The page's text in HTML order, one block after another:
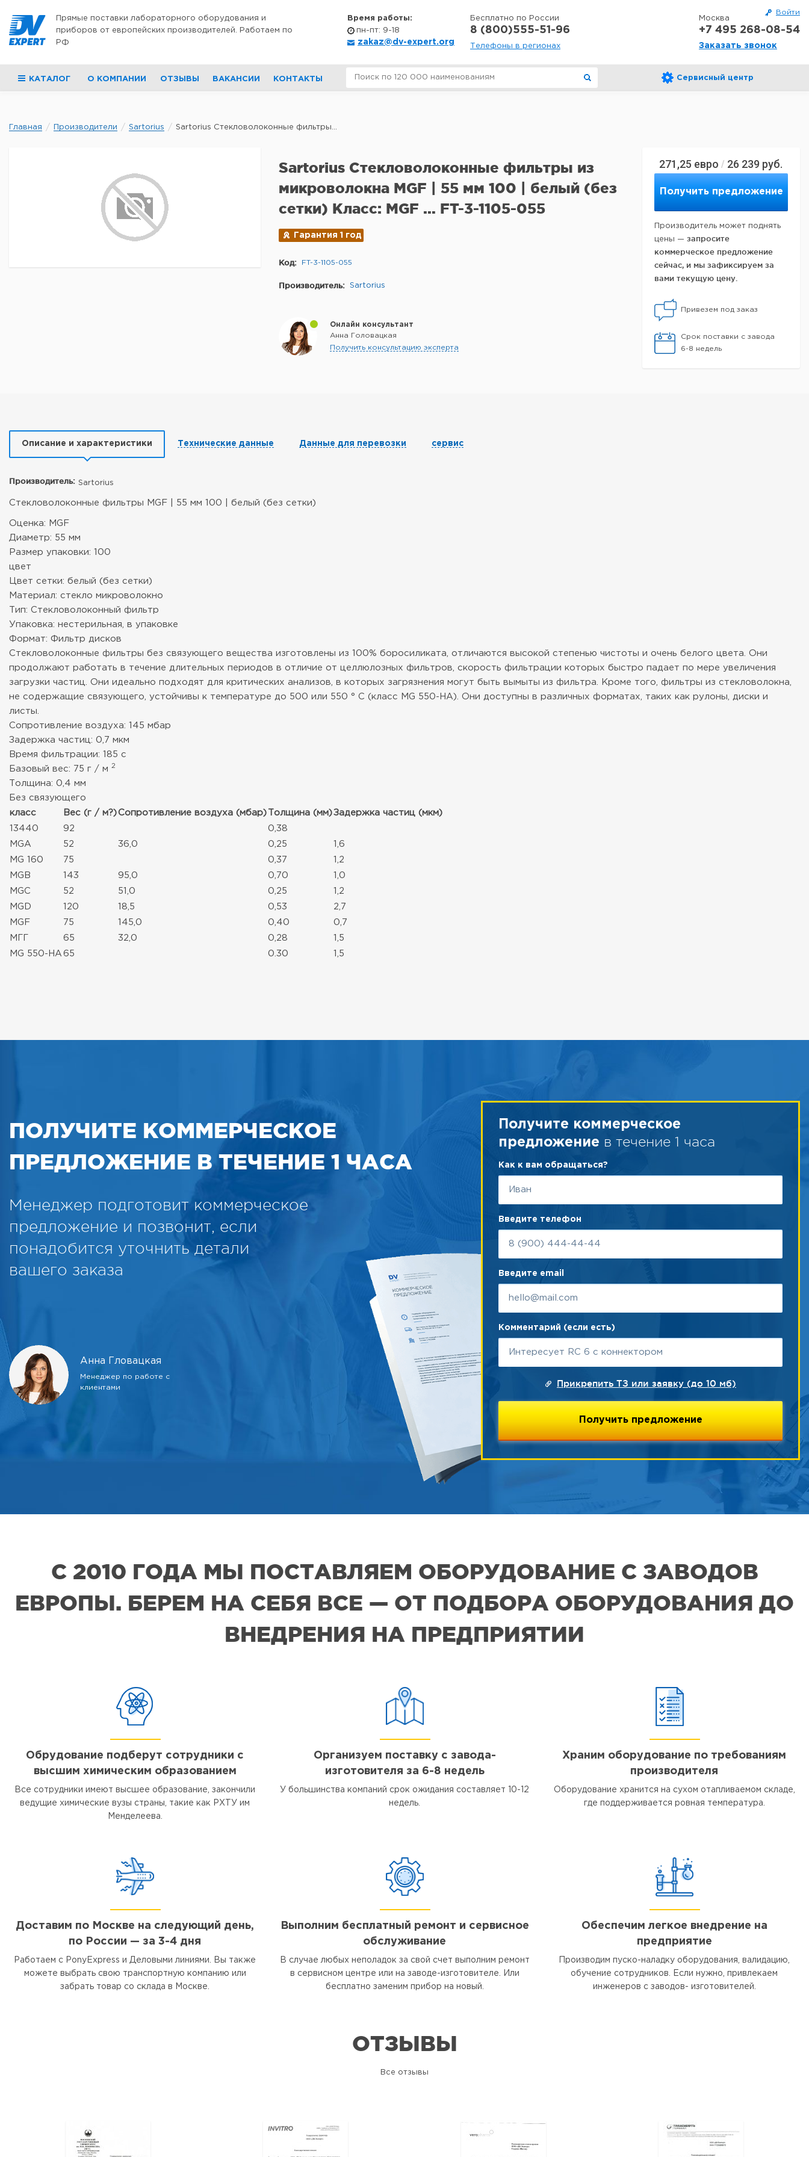
Войти
Прямые поставки лабораторного оборудования и
приборов от европейских производителей. Работаем по
РФ
Время работы:
пн-пт: 9-18
zakaz@dv-expert.org
Бесплатно по России
8 (800)555-51-96
Телефоны в регионах
Москва
+7 495 268-08-54
Заказать звонок
КАТАЛОГ О КОМПАНИИ ОТЗЫВЫ ВАКАНСИИ КОНТАКТЫ Сервисный центр
Главная Производители Sartorius Sartorius Стекловолоконные фильтры...
271,25 евро / 26 239 руб.
Получить предложение
Производитель может поднять
цены — запросите
коммерческое предложение
сейчас, и мы зафиксируем за
вами текущую цену.
Привезем под заказ
Срок поставки с завода
6-8 недель
Sartorius Стекловолоконные фильтры из
микроволокна MGF | 55 мм 100 | белый (без
сетки) Класс: MGF ... FT-3-1105-055
Гарантия 1 год
Код: FT-3-1105-055
Производитель: Sartorius
Онлайн консультант
Анна Головацкая
Получить консультацию эксперта
Описание и характеристики Технические данные Данные для перевозки сервис
Производитель: Sartorius
Стекловолоконные фильтры MGF | 55 мм 100 | белый (без сетки)
Оценка: MGF
Диаметр: 55 мм
Размер упаковки: 100
цвет
Цвет сетки: белый (без сетки)
Материал: стекло микроволокно
Тип: Стекловолоконный фильтр
Упаковка: нестерильная, в упаковке
Формат: Фильтр дисков
Стекловолоконные фильтры без связующего вещества изготовлены из 100% боросиликата, отличаются высокой степенью чистоты и очень белого цвета. Они
продолжают работать в течение длительных периодов в отличие от целлюлозных фильтров, скорость фильтрации которых быстро падает по мере увеличения
загрузки частиц. Они идеально подходят для критических анализов, в которых загрязнения могут быть вымыты из фильтра. Кроме того, фильтры из стекловолокна,
не содержащие связующего, устойчивы к температуре до 500 или 550 ° C (класс MG 550-HA). Они доступны в различных форматах, таких как рулоны, диски и
листы.
Сопротивление воздуха: 145 мбар
Задержка частиц: 0,7 мкм
Время фильтрации: 185 с
Базовый вес: 75 г / м 2
Толщина: 0,4 мм
Без связующего
класс
Вес (г / м?)Сопротивление воздуха (мбар) Толщина (мм)Задержка частиц (мкм)
13440
92
0,38
MGA
52 36,0 0,25
1,6
MG 160
75 0,37
1,2
MGB
143 95,0 0,70
1,0
MGC
52 51,0 0,25
1,2
MGD
120 18,5 0,53
2,7
MGF
75 145,0 0,40
0,7
МГГ
65 32,0 0,28
1,5
MG 550-HA 65 0.30 1,5
ПОЛУЧИТЕ КОММЕРЧЕСКОЕ
ПРЕДЛОЖЕНИЕ В ТЕЧЕНИЕ 1 ЧАСА
Менеджер подготовит коммерческое
предложение и позвонит, если
понадобится уточнить детали
вашего заказа
Анна Гловацкая
Менеджер по работе с
клиентами
Получите коммерческое
предложение в течение 1 часа
Как к вам обращаться?
Введите телефон
Введите email
Комментарий (если есть)
Прикрепить ТЗ или заявку (до 10 мб)
С 2010 ГОДА МЫ ПОСТАВЛЯЕМ ОБОРУДОВАНИЕ С ЗАВОДОВ
ЕВРОПЫ. БЕРЕМ НА СЕБЯ ВСЕ — ОТ ПОДБОРА ОБОРУДОВАНИЯ ДО
ВНЕДРЕНИЯ НА ПРЕДПРИЯТИИ
Обрудование подберут сотрудники с
высшим химическим образованием
Все сотрудники имеют высшее образование, закончили
ведущие химические вузы страны, такие как РХТУ им
Менделеева.
Организуем поставку с завода-
изготовителя за 6-8 недель
У большинства компаний срок ожидания составляет 10-12
недель.
Храним оборудование по требованиям
производителя
Оборудование хранится на сухом отапливаемом складе,
где поддерживается ровная температура.
Доставим по Москве на следующий день,
по России — за 3-4 дня
Работаем с PonyExpress и Деловыми линиями. Вы также
можете выбрать свою транспортную компанию или
забрать товар со склада в Москве.
Выполним бесплатный ремонт и сервисное
обслуживание
В случае любых неполадок за свой счет выполним ремонт
в сервисном центре или на заводе-изготовителе. Или
бесплатно заменим прибор на новый.
Обеспечим легкое внедрение на
предприятие
Производим пуско-наладку оборудования, валидацию,
обучение сотрудников. Если нужно, привлекаем
инженеров с заводов- изготовителей.
ОТЗЫВЫ
Все отзывы